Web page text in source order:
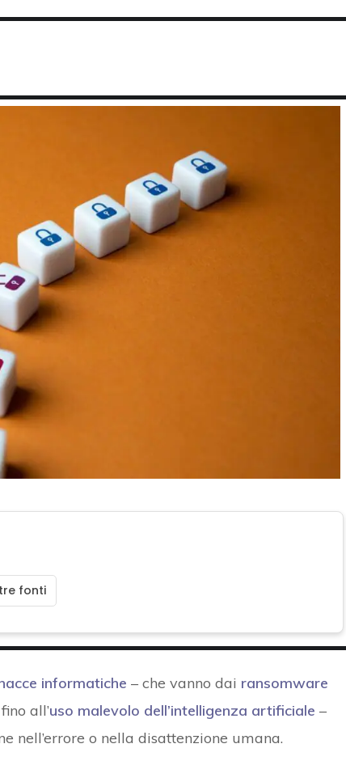
fonti
informatiche – che vanno dai ransomware
all’uso malevolo dell’intelligenza artificiale –
nell’errore o nella disattenzione umana.